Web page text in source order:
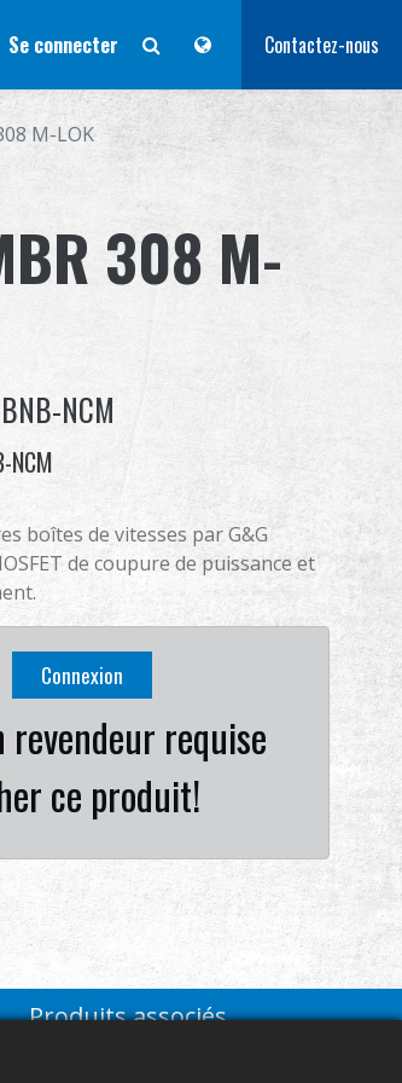
Se connecter Contactez-nous
M-LOK
308 M-
NCM
NCM
boîtes de vitesses par G&G
de coupure de puissance et
Connexion
revendeur requise
ce produit!
Produits associés